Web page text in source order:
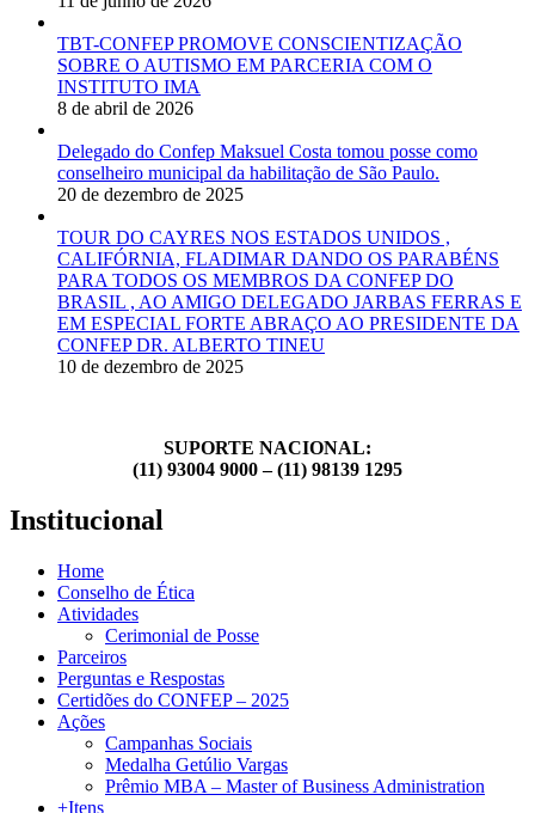
TBT-CONFEP PROMOVE CONSCIENTIZAÇÃO
SOBRE O AUTISMO EM PARCERIA COM O
INSTITUTO IMA
8 de abril de 2026
Delegado do Confep Maksuel Costa tomou posse como
conselheiro municipal da habilitação de São Paulo.
20 de dezembro de 2025
TOUR DO CAYRES NOS ESTADOS UNIDOS ,
CALIFÓRNIA, FLADIMAR DANDO OS PARABÉNS
PARA TODOS OS MEMBROS DA CONFEP DO
BRASIL , AO AMIGO DELEGADO JARBAS FERRAS E
EM ESPECIAL FORTE ABRAÇO AO PRESIDENTE DA
CONFEP DR. ALBERTO TINEU
10 de dezembro de 2025
SUPORTE NACIONAL:
(11) 93004 9000 – (11) 98139 1295
Institucional
Home
Conselho de Ética
Atividades
Cerimonial de Posse
Parceiros
Perguntas e Respostas
Certidões do CONFEP – 2025
Ações
Campanhas Sociais
Medalha Getúlio Vargas
Prêmio MBA – Master of Business Administration
+Itens